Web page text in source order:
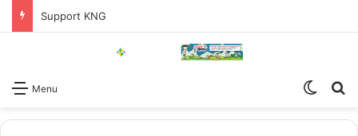
Support KNG
Menu